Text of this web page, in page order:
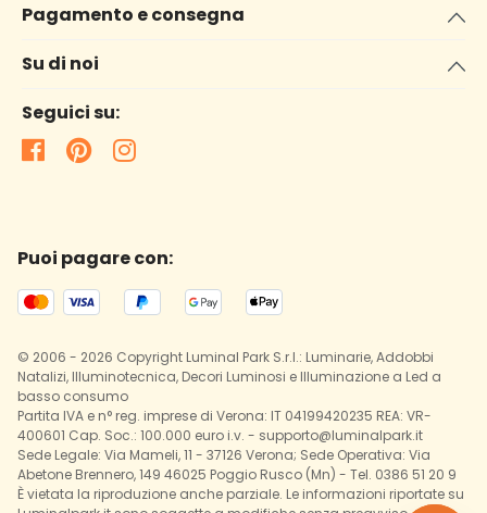
Pagamento e consegna
Su di noi
Seguici su:
Puoi pagare con:
© 2006 - 2026 Copyright Luminal Park S.r.l.: Luminarie, Addobbi
Natalizi, Illuminotecnica, Decori Luminosi e Illuminazione a Led a
basso consumo
Partita IVA e n° reg. imprese di Verona: IT 04199420235 REA: VR-
400601 Cap. Soc.: 100.000 euro i.v. - supporto@luminalpark.it
Sede Legale: Via Mameli, 11 - 37126 Verona; Sede Operativa: Via
Abetone Brennero, 149 46025 Poggio Rusco (Mn) - Tel. 0386 51 20 9
È vietata la riproduzione anche parziale. Le informazioni riportate su